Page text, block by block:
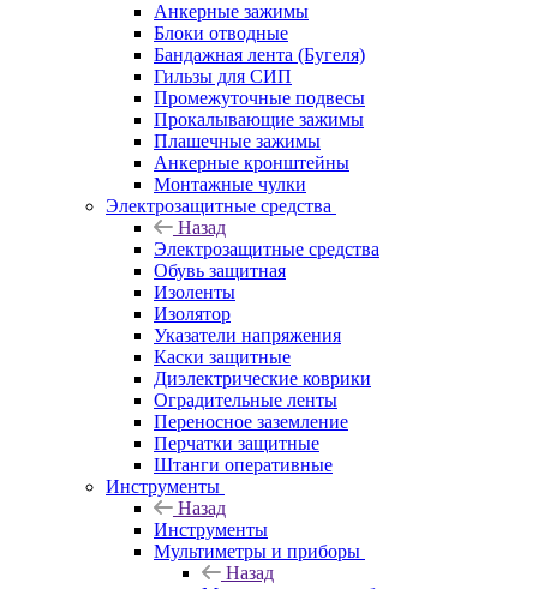
Анкерные зажимы
Блоки отводные
Бандажная лента (Бугеля)
Гильзы для СИП
Промежуточные подвесы
Прокалывающие зажимы
Плашечные зажимы
Анкерные кронштейны
Монтажные чулки
Электрозащитные средства
Назад
Электрозащитные средства
Обувь защитная
Изоленты
Изолятор
Указатели напряжения
Каски защитные
Диэлектрические коврики
Оградительные ленты
Переносное заземление
Перчатки защитные
Штанги оперативные
Инструменты
Назад
Инструменты
Мультиметры и приборы
Назад